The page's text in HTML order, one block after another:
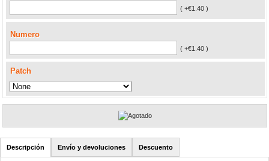
( +€1.40 )
Numero
( +€1.40 )
Patch
Descripción Envío y devoluciones Descuento